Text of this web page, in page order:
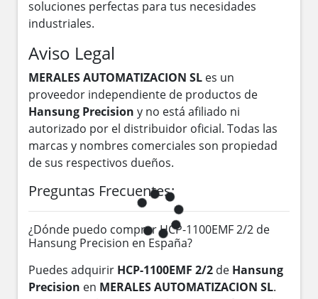
soluciones perfectas para tus necesidades
industriales.
Aviso Legal
MERALES AUTOMATIZACION SL es un
proveedor independiente de productos de
Hansung Precision y no está afiliado ni
autorizado por el distribuidor oficial. Todas las
marcas y nombres comerciales son propiedad
de sus respectivos dueños.
Preguntas Frecuentes:
¿Dónde puedo comprar HCP-1100EMF 2/2 de
Hansung Precision en España?
Puedes adquirir HCP-1100EMF 2/2 de Hansung
Precision en MERALES AUTOMATIZACION SL.